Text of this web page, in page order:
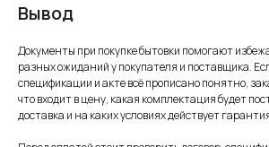
Вывод
Документы при покупке бытовки помогают
разных ожиданий у покупателя и поставщика.
спецификации и акте всё прописано понятно,
что входит в цену, какая комплектация будет
доставка и на каких условиях действует